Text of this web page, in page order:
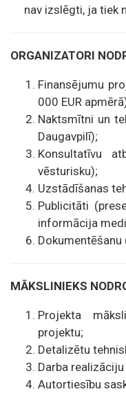
nav izslēgti, ja tiek
ORGANIZATORI
Finansējumu
000 EUR
Naktsmītni un
Daugavpilī);
Konsultatīvu
vēsturisku);
Uzstādīšanas
Publicitāti
informācija
MĀKSLINIEKS
Projekta
projektu;
Detalizētu
Darba
Autortiesību